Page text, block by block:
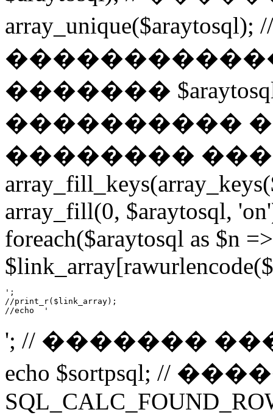
������� $araytosql =
����������
��������
array_fill(0, $araytosql,
foreach($araytosql as $n
';
//print_r($link_array);
//echo  '
'; // �������
echo $sortpsql; //